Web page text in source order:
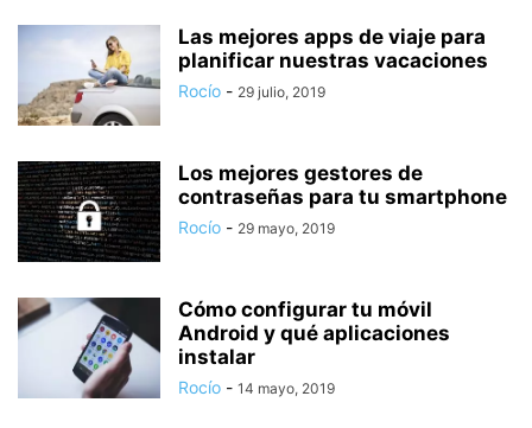
Las mejores apps de viaje para
planificar nuestras vacaciones
Rocío - 29 julio, 2019
Los mejores gestores de
contraseñas para tu smartphone
Rocío - 29 mayo, 2019
Cómo configurar tu móvil
Android y qué aplicaciones
instalar
Rocío - 14 mayo, 2019